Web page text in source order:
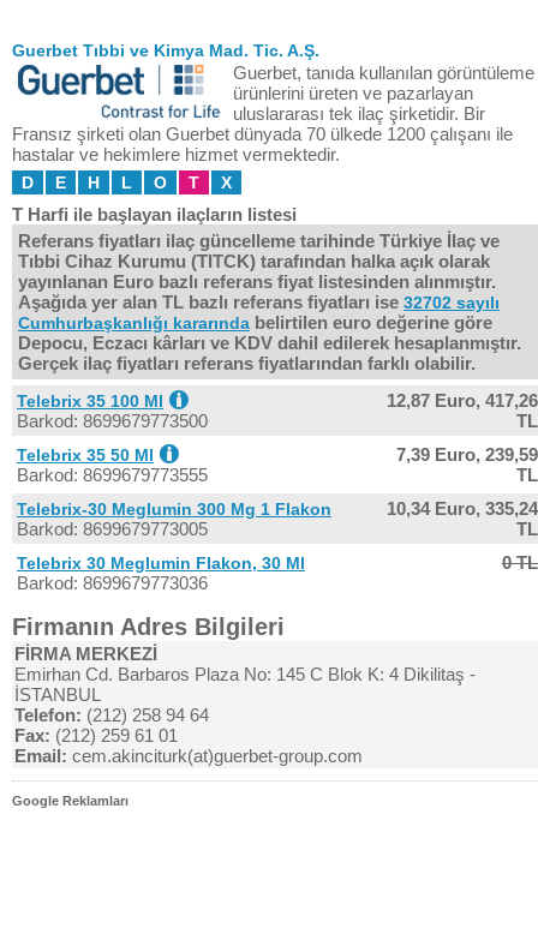
Guerbet Tıbbi ve Kimya Mad. Tic. A.Ş.
Guerbet, tanıda kullanılan görüntüleme
ürünlerini üreten ve pazarlayan
uluslararası tek ilaç şirketidir. Bir
Fransız şirketi olan Guerbet dünyada 70 ülkede 1200 çalışanı ile
hastalar ve hekimlere hizmet vermektedir.
D E H L O T X
T Harfi ile başlayan ilaçların listesi
Referans fiyatları ilaç güncelleme tarihinde Türkiye İlaç ve
Tıbbi Cihaz Kurumu (TITCK) tarafından halka açık olarak
yayınlanan Euro bazlı referans fiyat listesinden alınmıştır.
Aşağıda yer alan TL bazlı referans fiyatları ise 32702 sayılı
Cumhurbaşkanlığı kararında belirtilen euro değerine göre
Depocu, Eczacı kârları ve KDV dahil edilerek hesaplanmıştır.
Gerçek ilaç fiyatları referans fiyatlarından farklı olabilir.
Telebrix 35 100 Ml
Barkod: 8699679773500
12,87 Euro, 417,26
TL
Telebrix 35 50 Ml
Barkod: 8699679773555
7,39 Euro, 239,59
TL
Telebrix-30 Meglumin 300 Mg 1 Flakon
Barkod: 8699679773005
10,34 Euro, 335,24
TL
Telebrix 30 Meglumin Flakon, 30 Ml
Barkod: 8699679773036
0 TL
Firmanın Adres Bilgileri
FİRMA MERKEZİ
Emirhan Cd. Barbaros Plaza No: 145 C Blok K: 4 Dikilitaş -
İSTANBUL
Telefon: (212) 258 94 64
Fax: (212) 259 61 01
Email: cem.akinciturk(at)guerbet-group.com
Google Reklamları